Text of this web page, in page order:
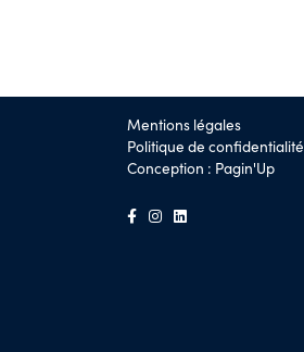
Mentions légales
Politique de confidentialité
Conception : Pagin'Up